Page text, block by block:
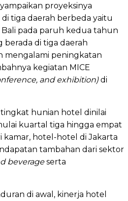
proyeksinya
tiga daerah berbeda yaitu
Bali pada paruh kedua tahun
di tiga daerah
mengalami peningkatan
kegiatan MICE
and exhibition)di
hunian hotel dinilai
kuartal tiga hingga empat
kamar, hotel-hotel di Jakarta
tambahan dari sektor
beverageserta
di awal, kinerja hotel